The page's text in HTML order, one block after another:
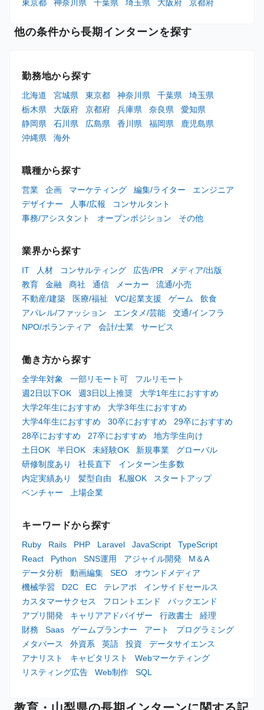
東京都 神奈川県 千葉県 埼玉県 大阪府 京都府
他の条件から長期インターンを探す
勤務地から探す
北海道 宮城県 東京都 神奈川県 千葉県
埼玉県
栃木県
大阪府 京都府 兵庫県 奈良県
愛知県
静岡県
石川県 広島県 香川県 福岡県
鹿児島県
沖縄県
海外
職種から探す
営業 企画 マーケティング 編集/ライター
エンジニア
デザイナー
人事/広報
コンサルタント
事務/アシスタント
オープンポジション その他
業界から探す
IT 人材 コンサルティング 広告/PR
メディア/出版
教育
金融 商社 通信 メーカー
流通/小売
不動産/建築
医療/福祉 VC/起業支援 ゲーム
飲食
アパレル/ファッション
エンタメ/芸能
交通/インフラ
NPO/ボランティア
会計/士業 サービス
働き方から探す
全学年対象 一部リモート可
フルリモート
週2日以下OK
週3日以上推奨
大学1年生におすすめ
大学2年生におすすめ
大学3年生におすすめ
大学4年生におすすめ
30卒におすすめ
29卒におすすめ
28卒におすすめ
27卒におすすめ
地方学生向け
土日OK
半日OK 未経験OK 新規事業
グローバル
研修制度あり
社長直下
インターン生多数
内定実績あり
髪型自由 私服OK
スタートアップ
ベンチャー
上場企業
キーワードから探す
Ruby Rails PHP Laravel JavaScript
TypeScript
React
Python SNS運用 アジャイル開発
M＆A
データ分析
動画編集 SEO
オウンドメディア
機械学習
D2C EC テレアポ
インサイドセールス
カスタマーサクセス
フロントエンド
バックエンド
アプリ開発
キャリアアドバイザー 行政書士
経理
財務
Saas ゲームプランナー アート
プログラミング
メタバース
外資系 英語 投資
データサイエンス
アナリスト
キャピタリスト
Webマーケティング
リスティング広告
Web制作 SQL